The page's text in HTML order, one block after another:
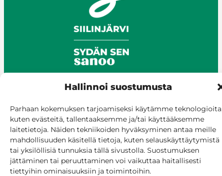
Hallinnoi suostumusta
Parhaan kokemuksen tarjoamiseksi käytämme
kuten evästeitä, tallentaaksemme ja/tai käyttääksemme
laitetietoja. Näiden tekniikoiden hyväksyminen antaa meille
mahdollisuuden käsitellä tietoja, kuten selauskäyttäytymistä
tai yksilöllisiä tunnuksia tällä sivustolla. Suostumuksen
jättäminen tai peruuttaminen voi vaikuttaa haitallisesti
tiettyihin ominaisuuksiin ja toimintoihin.
© Siilinjärvi 2025
Anna palautetta
Asioi verkossa
Laskutus ja maksaminen
Saavutettavuus
Evästekäytäntö